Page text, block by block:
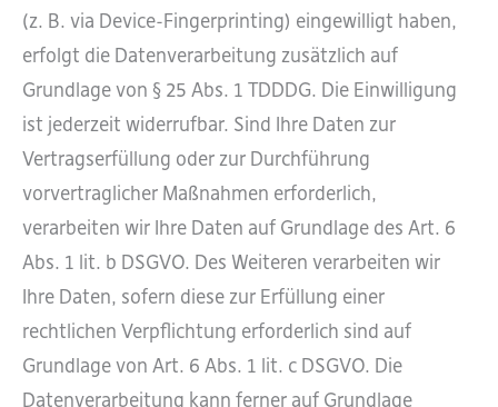
(z. B. via Device-Fingerprinting) eingewilligt haben,
erfolgt die Datenverarbeitung zusätzlich auf
Grundlage von § 25 Abs. 1 TDDDG. Die Einwilligung
ist jederzeit widerrufbar. Sind Ihre Daten zur
Vertragserfüllung oder zur Durchführung
vorvertraglicher Maßnahmen erforderlich,
verarbeiten wir Ihre Daten auf Grundlage des Art. 6
Abs. 1 lit. b DSGVO. Des Weiteren verarbeiten wir
Ihre Daten, sofern diese zur Erfüllung einer
rechtlichen Verpflichtung erforderlich sind auf
Grundlage von Art. 6 Abs. 1 lit. c DSGVO. Die
Datenverarbeitung kann ferner auf Grundlage